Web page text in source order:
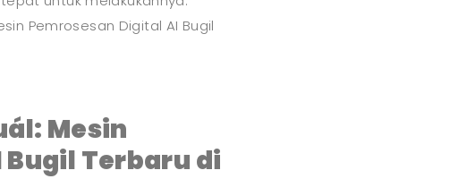
Pemrosesan Digital AI Bugil
Mesin
Terbaru di